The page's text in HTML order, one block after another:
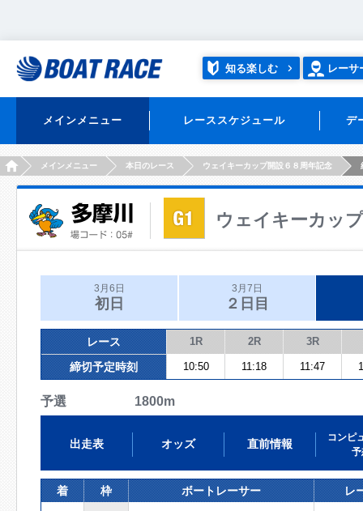
知る楽しむ レーサ
メインメニュー レーススケジュール デ
HOMEメインメニュー 本日のレース ウェイキーカップ開設６８周年記念
ウェイキーカッ
3月6日
初日
3月7日
２日目
レース 1R 2R 3R
締切予定時刻 10:50 11:18 11:47
予選 1800m
出走表 オッズ 直前情報
コンピ
予
着 枠 ボートレーサー レ